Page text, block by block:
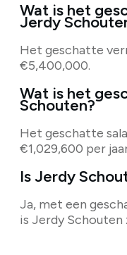
Wat is het
Jerdy
Het geschatte
€5,400,000.
Wat is het
Schouten?
Het geschatte
€1,029,600 per
Is Jerdy
Ja, met een
is Jerdy Schouten